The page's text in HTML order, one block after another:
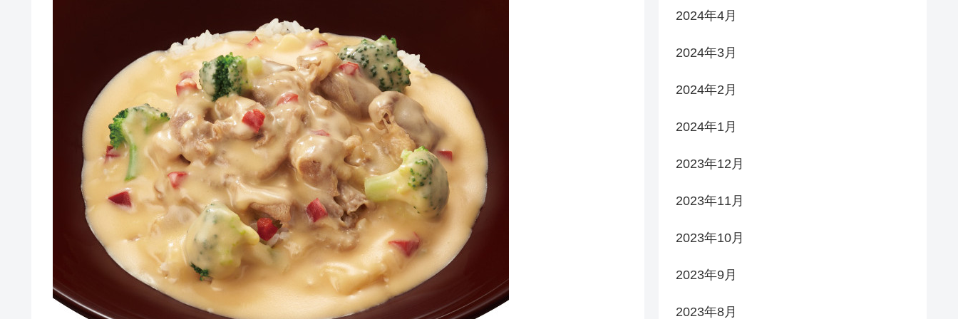
2024年4月
2024年3月
2024年2月
2024年1月
2023年12月
2023年11月
2023年10月
2023年9月
2023年8月